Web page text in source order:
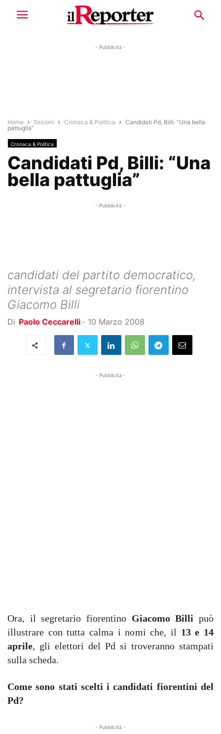
- Pubblicità -
Home Sezioni Cronaca & Politica
Candidati Pd, Billi: “Una bella
pattuglia”
Cronaca & Politica
Candidati Pd, Billi: “Una
bella pattuglia”
- Pubblicità -
candidati del partito democratico,
intervista al segretario fiorentino
Giacomo Billi
Di Paolo Ceccarelli - 10 Marzo 2008
- Pubblicità -
Ora, il segretario fiorentino Giacomo Billipuò
illustrare con tutta calma i nomi che, il 13 e 14
aprile, gli elettori del Pd si troveranno stampati
sulla scheda.
Come sono stati scelti i candidati fiorentini del
Pd?
- Pubblicità -